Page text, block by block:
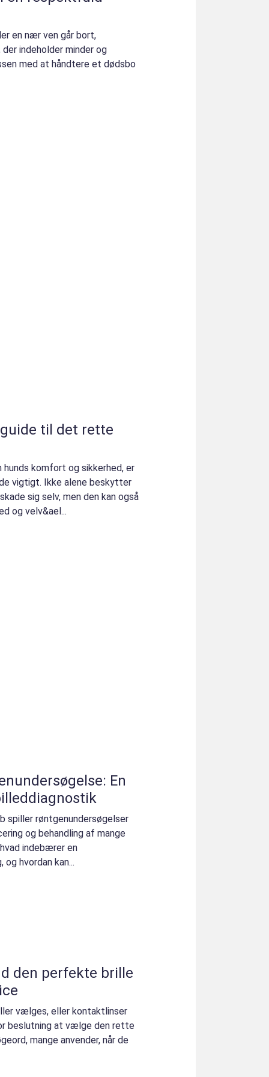
en nær ven går bort,
indeholder minder og
med at håndtere et dødsbo
til det rette
komfort og sikkerhed, er
vigtigt. Ikke alene beskytter
sig selv, men den kan også
og velv&ael...
En
spiller røntgenundersøgelser
og behandling af mange
indebærer en
hvordan kan...
den perfekte brille
vælges, eller kontaktlinser
beslutning at vælge den rette
mange anvender, når de